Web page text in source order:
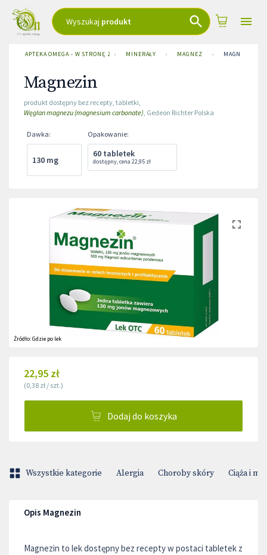
Wyszukaj produkt
APTEKA OMEGA - W STRONĘ ZDROWIA
› MINERAŁY › MAGNEZ › MAGNEZIN
Magnezin
produkt dostępny bez recepty, tabletki,
Węglan magnezu (magnesium carbonate), Gedeon Richter Polska
Dawka:
130 mg
Opakowanie:
60 tabletek
dostępny,cena 22,95 zł
Źródło:Gdzie po lek
22,95 zł
(0,38 zł / szt.)
Dodaj do koszyka
Wszystkie kategorie Alergia Choroby skóry Ciąża i
Opis Magnezin
Magnezin to lek dostępny bez recepty w postaci tabletek z